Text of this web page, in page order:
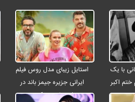
با یک
ختم اکبر
استایل زیبای مدل روس فیلم
ایرانی جزیره جیمز باند در
اصفهان + عکس